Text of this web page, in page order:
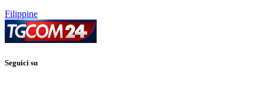
Filippine
Seguici su